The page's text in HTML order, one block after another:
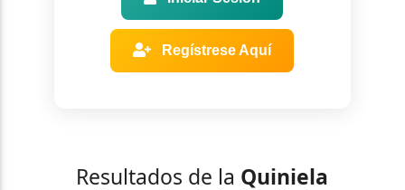
Regístrese Aquí
Resultados de la Quiniela